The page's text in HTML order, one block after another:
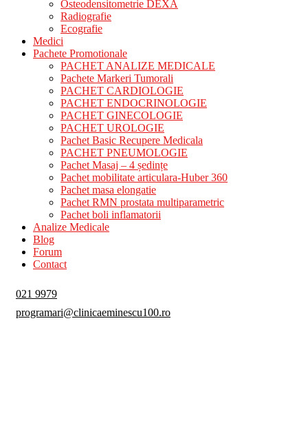
Osteodensitometrie DEXA
Radiografie
Ecografie
Medici
Pachete Promotionale
PACHET ANALIZE MEDICALE
Pachete Markeri Tumorali
PACHET CARDIOLOGIE
PACHET ENDOCRINOLOGIE
PACHET GINECOLOGIE
PACHET UROLOGIE
Pachet Basic Recupere Medicala
PACHET PNEUMOLOGIE
Pachet Masaj – 4 ședințe
Pachet mobilitate articulara-Huber 360
Pachet masa elongatie
Pachet RMN prostata multiparametric
Pachet boli inflamatorii
Analize Medicale
Blog
Forum
Contact
021 9979
programari@clinicaeminescu100.ro